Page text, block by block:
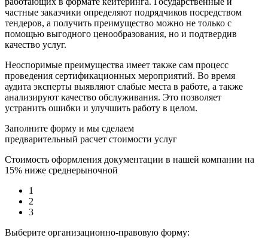
частные заказчики определяют подрядчиков посредством
тендеров, а получить преимущество можно не только с
помощью выгодного ценообразования, но и подтвердив
качество услуг.
Неоспоримые преимущества имеет также сам процесс
проведения сертификационных мероприятий. Во время
аудита эксперты выявляют слабые места в работе, а также
анализируют качество обслуживания. Это позволяет
устранить ошибки и улучшить работу в целом.
Заполните форму и мы сделаем
предварительный расчет стоимости услуг
Стоимость оформления документации в нашей компании на
15% ниже среднерыночной
1
2
3
Выберите организационно-правовую форму: